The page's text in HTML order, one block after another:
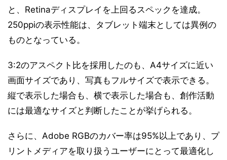
と、Retinaディスプレイを上回るスペックを達成。
250ppiの表示性能は、タブレット端末としては異例の
ものとなっている。
3:2のアスペクト比を採用したのも、A4サイズに近い
画面サイズであり、写真もフルサイズで表示できる。
縦で表示した場合も、横で表示した場合も、創作活動
には最適なサイズと判断したことが挙げられる。
さらに、Adobe RGBのカバー率は95%以上であり、プ
リントメディアを取り扱うユーザーにとって最適化し